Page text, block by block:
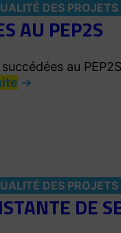
DES PROJETS
AU PEP2S
au
DES PROJETS
DE